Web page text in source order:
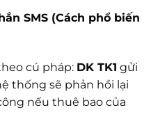
SMS (Cách phổ biến
cú pháp: DK TK1 gửi
thống sẽ phản hồi lại
nếu thuê bao của